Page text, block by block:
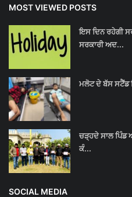
MOST VIEWED POSTS
ਇਸ ਦਿਨ ਰਹੇਗੀ
ਸਰਕਾਰੀ ਅਦ...
ਮਲੋਟ ਦੇ ਬੱਸ ਸਟੈਂਡ
ਚੜ੍ਹਦੇ ਸਾਲ ਪਿੰਡ
ਕੰ...
SOCIAL MEDIA